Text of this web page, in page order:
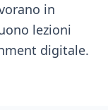
in
lezioni
digitale.